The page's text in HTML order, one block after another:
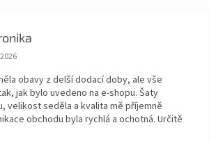
obchodu je 5 z 5 hvězdiček.
obavy z delší dodací doby, ale vše
jak bylo uvedeno na e-shopu. Šaty
velikost seděla a kvalita mě příjemně
obchodu byla rychlá a ochotná. Určitě